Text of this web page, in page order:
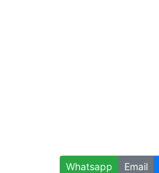
Whatsapp Email